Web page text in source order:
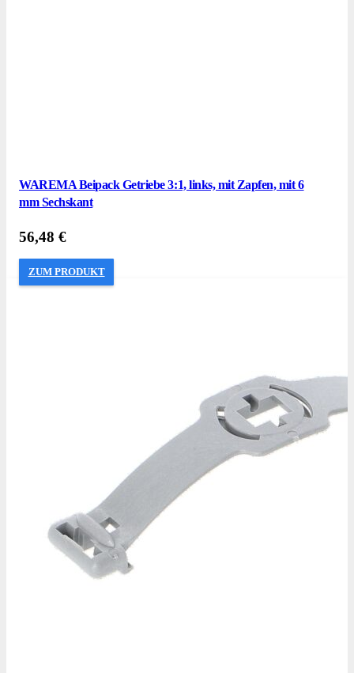
WAREMA Beipack Getriebe 3:1, links, mit Zapfen, mit 6
mm Sechskant
56,48 €
ZUM PRODUKT